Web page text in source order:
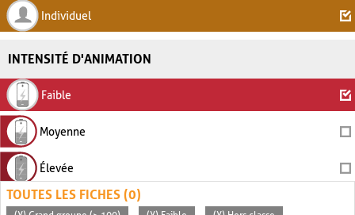
Individuel
INTENSITÉ D'ANIMATION
Faible
Moyenne
Élevée
TOUTES LES FICHES (0)